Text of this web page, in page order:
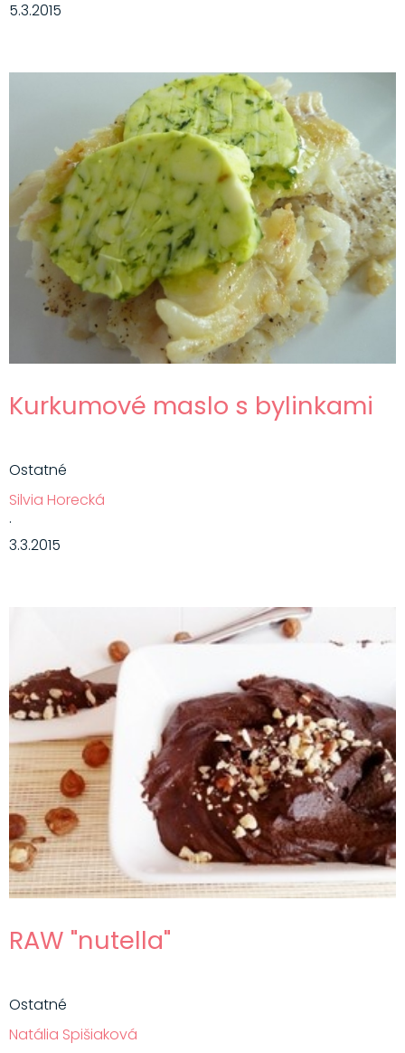
5.3.2015
Kurkumové maslo s bylinkami
Ostatné
Silvia Horecká
·
3.3.2015
RAW "nutella"
Ostatné
Natália Spišiaková